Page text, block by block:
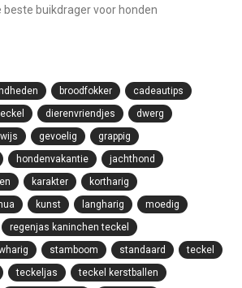
buikdrager voor honden
broodfokker
cadeautips
dierenvriendjes
dwerg
gevoelig
grappig
hondenvakantie
jachthond
karakter
kortharig
kunst langharig
moedig
regenjas kaninchen teckel
stamboom standaard
teckel
teckeljas
teckel kerstballen